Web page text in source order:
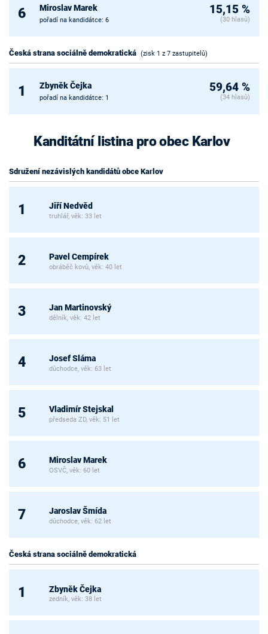
6 Miroslav Marek
pořadí na kandidátce: 6
15,15 %
(30 hlasů)
Česká strana sociálně demokratická (zisk 1 z 7 zastupitelů)
1 Zbyněk Čejka
pořadí na kandidátce: 1
59,64 %
(34 hlasů)
Kanditátní listina pro obec Karlov
Sdružení nezávislých kandidátů obce Karlov
1 Jiří Nedvěd
truhlář, věk: 33 let
2 Pavel Cempírek
obráběč kovů, věk: 40 let
3 Jan Martinovský
dělník, věk: 42 let
4 Josef Sláma
důchodce, věk: 63 let
5 Vladimír Stejskal
předseda ZD, věk: 51 let
6 Miroslav Marek
OSVČ, věk: 60 let
7 Jaroslav Šmída
důchodce, věk: 62 let
Česká strana sociálně demokratická
1 Zbyněk Čejka
zedník, věk: 38 let